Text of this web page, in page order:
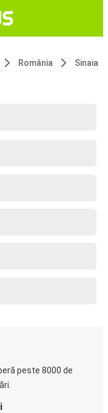
România Sinaia
peste 8000 de